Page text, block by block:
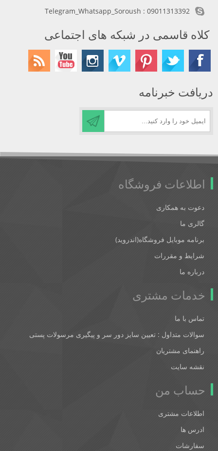
Telegram_Whatsapp_Soroush : 09011313392
کلاه قاسمی در شبکه های اجتماعی
دریافت خبرنامه
اطلاعات فروشگاه
دعوت به همکاری
گالری ما
برنامه موبایل فروشگاه(اندروید)
شرایط و مقررات
درباره ما
خدمات مشتری
تماس با ما
سوالات متداول : تعیین سایز دور سر و پیگیری مرسولات پستی
راهنمای مشتریان
نقشه سایت
حساب من
اطلاعات مشتری
ادرس ها
سفارشات